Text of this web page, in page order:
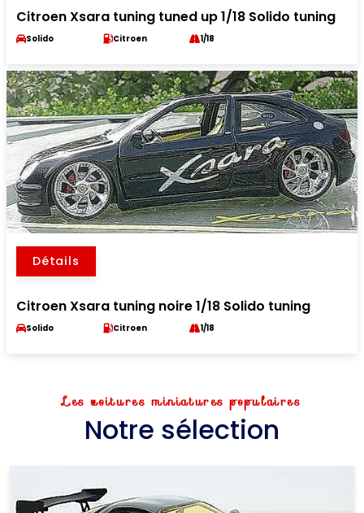
Citroen Xsara tuning tuned up 1/18 Solido tuning
Solido Citroen 1/18
Détails
Citroen Xsara tuning noire 1/18 Solido tuning
Solido Citroen 1/18
Les voitures miniatures populaires
Notre sélection